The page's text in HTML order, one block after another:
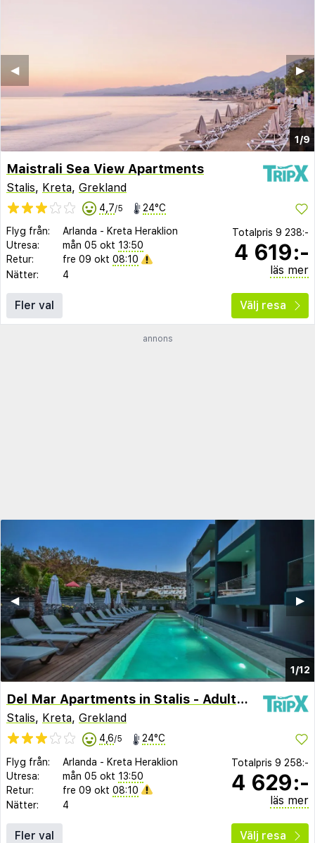
1/9
▶︎
◀︎
Maistrali Sea View Apartments
Stalis, Kreta, Grekland
4,7/5 24°C
Flyg från: Arlanda - Kreta Heraklion
Utresa:
mån 05 okt 13:50
Retur:
fre 09 okt 08:10
Nätter:
4
Totalpris 9 238:-
4 619:-
läs mer
Fler val Välj resa
annons
1/12
▶︎
◀︎
Del Mar Apartments in Stalis - Adult Only
Stalis, Kreta, Grekland
4,6/5 24°C
Flyg från: Arlanda - Kreta Heraklion
Utresa:
mån 05 okt 13:50
Retur:
fre 09 okt 08:10
Nätter:
4
Totalpris 9 258:-
4 629:-
läs mer
Fler val Välj resa